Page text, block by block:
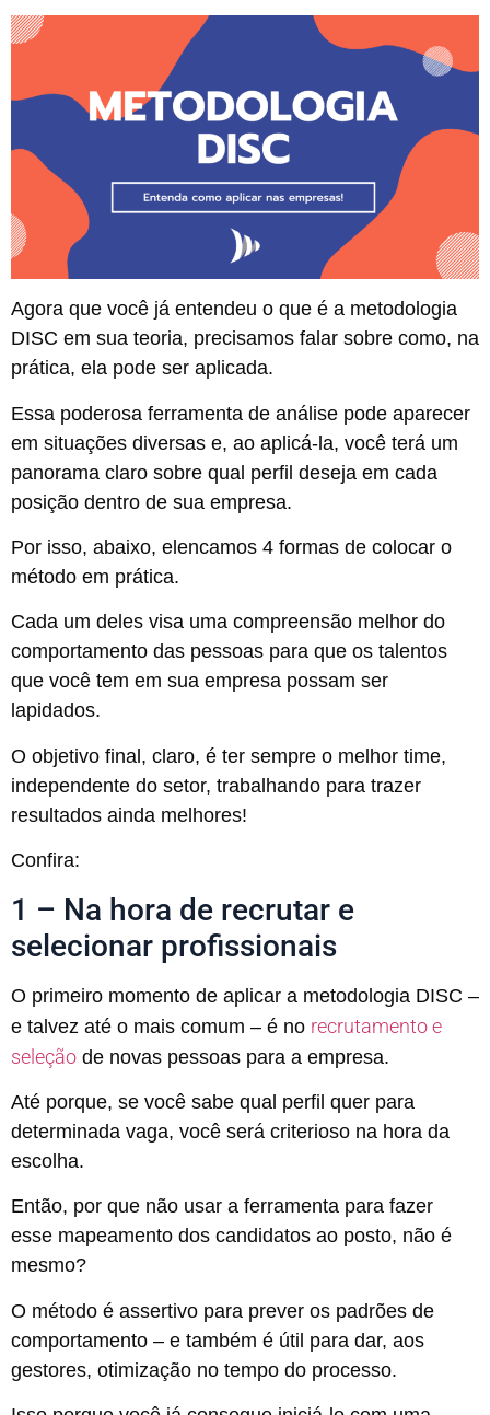
Agora que você já entendeu o que é a metodologia
DISC em sua teoria, precisamos falar sobre como, na
prática, ela pode ser aplicada.
Essa poderosa ferramenta de análise pode aparecer
em situações diversas e, ao aplicá-la, você terá um
panorama claro sobre qual perfil deseja em cada
posição dentro de sua empresa.
Por isso, abaixo, elencamos 4 formas de colocar o
método em prática.
Cada um deles visa uma compreensão melhor do
comportamento das pessoas para que os talentos
que você tem em sua empresa possam ser
lapidados.
O objetivo final, claro, é ter sempre o melhor time,
independente do setor, trabalhando para trazer
resultados ainda melhores!
Confira:
1 – Na hora de recrutar e
selecionar profissionais
O primeiro momento de aplicar a metodologia DISC –
e talvez até o mais comum – é no recrutamento e
seleção de novas pessoas para a empresa.
Até porque, se você sabe qual perfil quer para
determinada vaga, você será criterioso na hora da
escolha.
Então, por que não usar a ferramenta para fazer
esse mapeamento dos candidatos ao posto, não é
mesmo?
O método é assertivo para prever os padrões de
comportamento – e também é útil para dar, aos
gestores, otimização no tempo do processo.